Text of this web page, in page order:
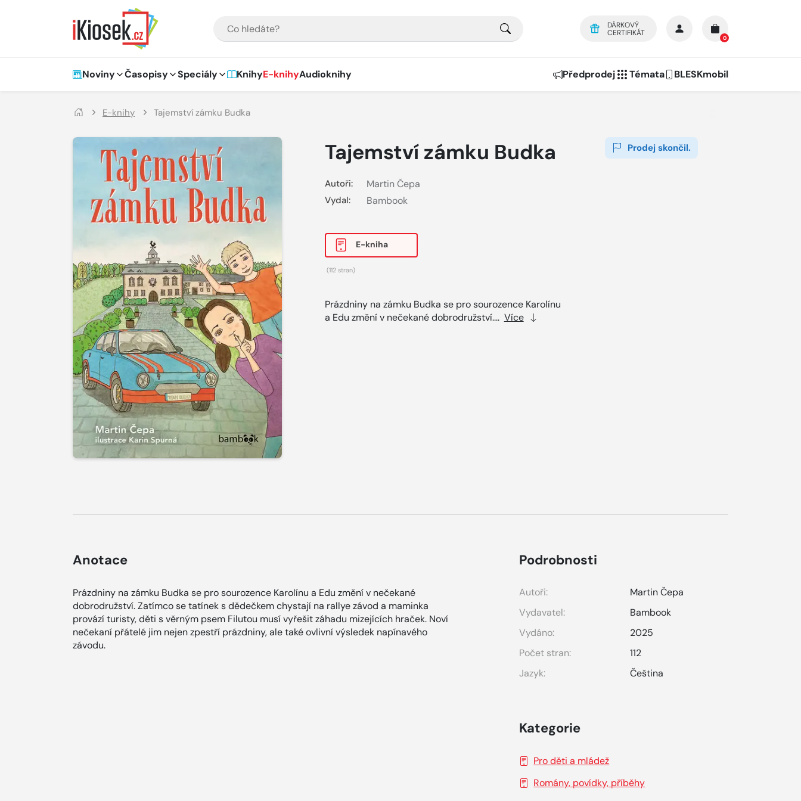
DÁRKOVÝ
CERTIFIKÁT
0
Hlavní navigace
Noviny Časopisy Speciály KnihyE-knihyAudioknihy Předprodej Témata BLESKmobil
E-knihy Tajemství zámku Budka
Tajemství zámku Budka
Autoři: Martin Čepa
Vydal: Bambook
E-kniha
(112 stran)
Prázdniny na zámku Budka se pro sourozence Karolínu
a Edu změní v nečekané dobrodružství.... Více
Prodej skončil.
Anotace
Prázdniny na zámku Budka se pro sourozence Karolínu a Edu změní v nečekané
dobrodružství. Zatímco se tatínek s dědečkem chystají na rallye závod a maminka
provází turisty, děti s věrným psem Filutou musí vyřešit záhadu mizejících hraček. Noví
nečekaní přátelé jim nejen zpestří prázdniny, ale také ovlivní výsledek napínavého
závodu.
Podrobnosti
Autoři:
Martin Čepa
Vydavatel:
Bambook
Vydáno:
2025
Počet stran:
112
Jazyk:
Čeština
Kategorie
Pro děti a mládež
Romány, povídky, příběhy